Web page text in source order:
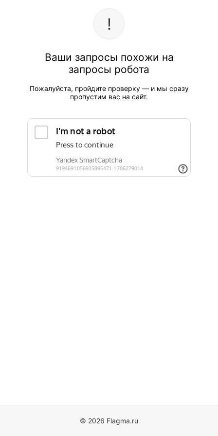
Ваши запросы похожи на
запросы робота
Пожалуйста, пройдите проверку — и мы сразу
пропустим вас на сайт.
© 2026 Flagma.ru